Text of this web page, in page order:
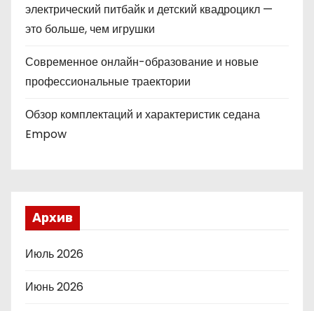
электрический питбайк и детский квадроцикл —
это больше, чем игрушки
Современное онлайн-образование и новые
профессиональные траектории
Обзор комплектаций и характеристик седана
Empow
Архив
Июль 2026
Июнь 2026